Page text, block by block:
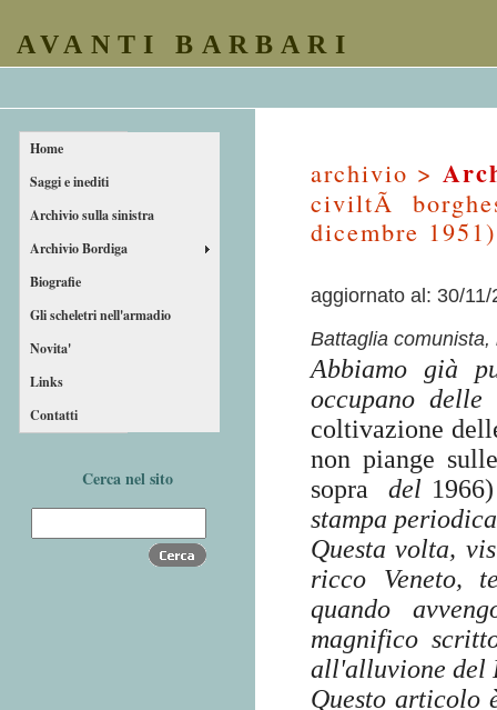
AVANTI BARBARI
Home
Saggi e inediti
Archivio sulla sinistra
Archivio Bordiga
Biografie
Gli scheletri nell'armadio
Novita'
Links
Contatti
Cerca nel sito
archivio >
civiltÃ
dicembre 1951)
aggiornato al: 30/11/
Battaglia
Abbiamo già
occupano
coltivazione
non piange
sopra
del
stampa
Questa volta,
ricco Veneto,
quando
magnifico
all'alluvione del
Questo articolo